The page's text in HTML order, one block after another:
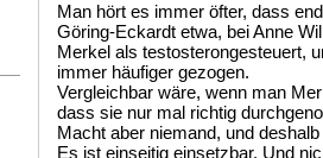
Man hört es immer öfter, dass
Göring-Eckardt etwa, bei Anne
Merkel als testosterongesteuert,
immer häufiger gezogen.
Vergleichbar wäre, wenn man
dass sie nur mal richtig
Macht aber niemand, und
Es ist einseitig einsetzbar. Und